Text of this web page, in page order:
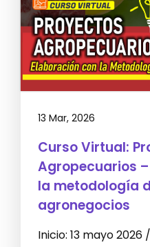
13 Mar, 2026
Curso Virtual:
Agropecuarios
la metodología
agronegocios
Inicio: 13 mayo